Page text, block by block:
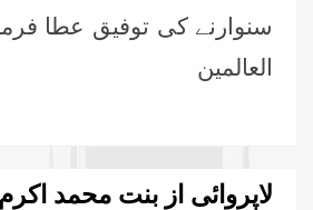
سنوارنے کی توفیق عطا
العالمین
لاپروائی از بنت محمد